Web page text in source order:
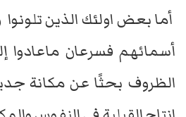
أما بعض اولئك الذين
أسمائهم فسرعان ماعادوا
الظروف بحثًا عن مكانة